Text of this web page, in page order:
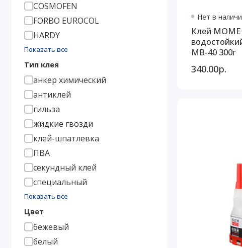
COSMOFEN
FORBO EUROCOL
HARDY
Показать все
Тип клея
анкер химический
антиклей
гильза
жидкие гвозди
клей-шпатлевка
ПВА
секундный клей
специальный
Показать все
Цвет
бежевый
белый
Нет в
Клей
MB-40 300г
340.00р.